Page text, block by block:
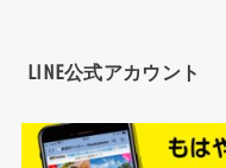
LINE公式アカウント